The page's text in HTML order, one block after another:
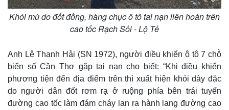
Khói mù do đốt đồng, hàng chục ô tô tai nạn liên hoàn trên
cao tốc Rạch Sỏi - Lộ Tẻ
Anh Lê Thanh Hải (SN 1972), người điều khiển ô tô 7 chỗ
biển số Cần Thơ gặp tai nạn cho biết: “Khi điều khiển
phương tiện đến địa điểm trên thì xuất hiện khói dày đặc
do người dân đốt rơm rạ ở ruộng phía bên trái tuyến
đường cao tốc làm đám cháy lan ra hành lang đường cao